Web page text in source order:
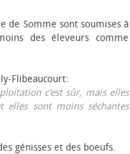
de Somme sont soumises à
des éleveurs comme
Flibeaucourt:
c’est sûr, mais elles
elles sont moins séchantes
génisses et des bœufs.